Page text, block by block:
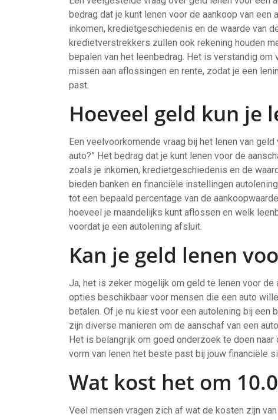
bedrag dat je kunt lenen voor de aankoop van
inkomen, kredietgeschiedenis en de waarde van
kredietverstrekkers zullen ook rekening houden
bepalen van het leenbedrag. Het is verstandig
missen aan aflossingen en rente, zodat je een
past.
Hoeveel geld kun je
Een veelvoorkomende vraag bij het lenen van
auto?” Het bedrag dat je kunt lenen voor de
zoals je inkomen, kredietgeschiedenis en de
bieden banken en financiële instellingen
tot een bepaald percentage van de
hoeveel je maandelijks kunt aflossen en welk
voordat je een autolening afsluit.
Kan je geld lenen
Ja, het is zeker mogelijk om geld te lenen voor de
opties beschikbaar voor mensen die een auto
betalen. Of je nu kiest voor een autolening bij een
zijn diverse manieren om de aanschaf van een
Het is belangrijk om goed onderzoek te doen
vorm van lenen het beste past bij jouw financiële
Wat kost het om
Veel mensen vragen zich af wat de kosten zijn